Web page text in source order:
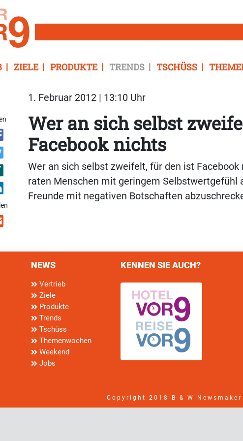
ZIELE PRODUKTE TRENDS TSCHÜSS
1. Februar 2012 | 13:10 Uhr
Wer an sich selbst
Facebook nichts
Wer an sich selbst zweifelt, für den ist
raten Menschen mit geringem Selbstwertgefühl
Freunde mit negativen Botschaften
NEWS
Vertrieb
Ziele
Produkte
Trends
Tschüss
Themenwochen
Weekend
Jobs
KENNEN SIE AUCH?
Copyright 2018 B & W Newsmaker